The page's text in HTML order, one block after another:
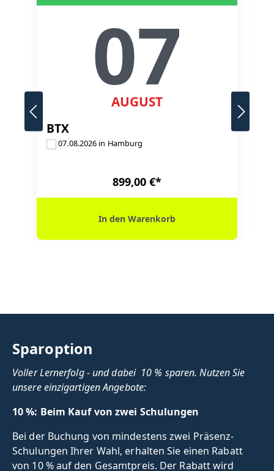
07
AUGUST
BTX
07.08.2026 in Hamburg
899,00 €*
In den Warenkorb
Sparoption
Voller Lernerfolg - und dabei 10 % sparen. Nutzen Sie
unsere einzigartigen Angebote:
10 %: Beim Kauf von zwei Schulungen
Bei der Buchung von mindestens zwei Präsenz-
Schulungen Ihrer Wahl, erhalten Sie einen Rabatt
von 10 % auf den Gesamtpreis. Der Rabatt wird